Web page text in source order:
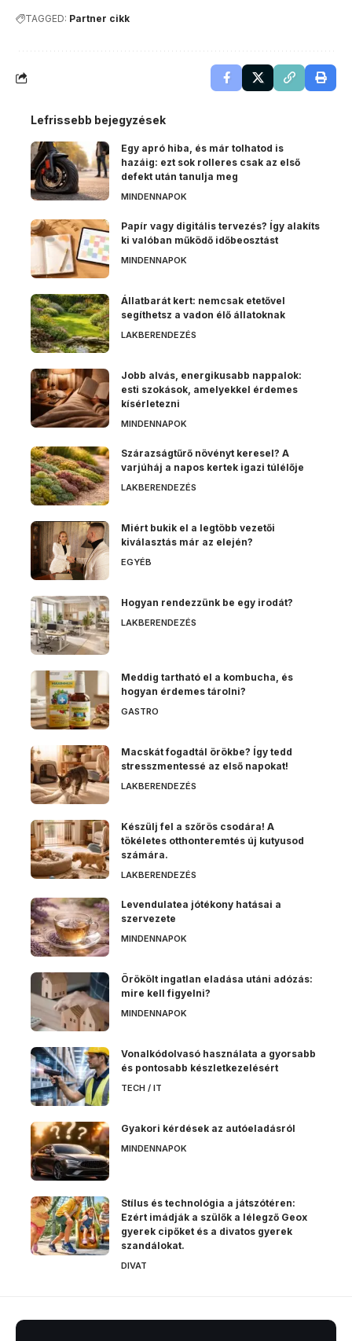
TAGGED: Partner cikk
Lefrissebb bejegyzések
Egy apró hiba, és már tolhatod is
hazáig: ezt sok rolleres csak az első
defekt után tanulja meg
MINDENNAPOK
Papír vagy digitális tervezés? Így alakíts
ki valóban működő időbeosztást
MINDENNAPOK
Állatbarát kert: nemcsak etetővel
segíthetsz a vadon élő állatoknak
LAKBERENDEZÉS
Jobb alvás, energikusabb nappalok:
esti szokások, amelyekkel érdemes
kísérletezni
MINDENNAPOK
Szárazságtűrő növényt keresel? A
varjúháj a napos kertek igazi túlélője
LAKBERENDEZÉS
Miért bukik el a legtöbb vezetői
kiválasztás már az elején?
EGYÉB
Hogyan rendezzünk be egy irodát?
LAKBERENDEZÉS
Meddig tartható el a kombucha, és
hogyan érdemes tárolni?
GASTRO
Macskát fogadtál örökbe? Így tedd
stresszmentessé az első napokat!
LAKBERENDEZÉS
Készülj fel a szőrös csodára! A
tökéletes otthonteremtés új kutyusod
számára.
LAKBERENDEZÉS
Levendulatea jótékony hatásai a
szervezete
MINDENNAPOK
Örökölt ingatlan eladása utáni adózás:
mire kell figyelni?
MINDENNAPOK
Vonalkódolvasó használata a gyorsabb
és pontosabb készletkezelésért
TECH / IT
Gyakori kérdések az autóeladásról
MINDENNAPOK
Stílus és technológia a játszótéren:
Ezért imádják a szülők a lélegző Geox
gyerek cipőket és a divatos gyerek
szandálokat.
DIVAT